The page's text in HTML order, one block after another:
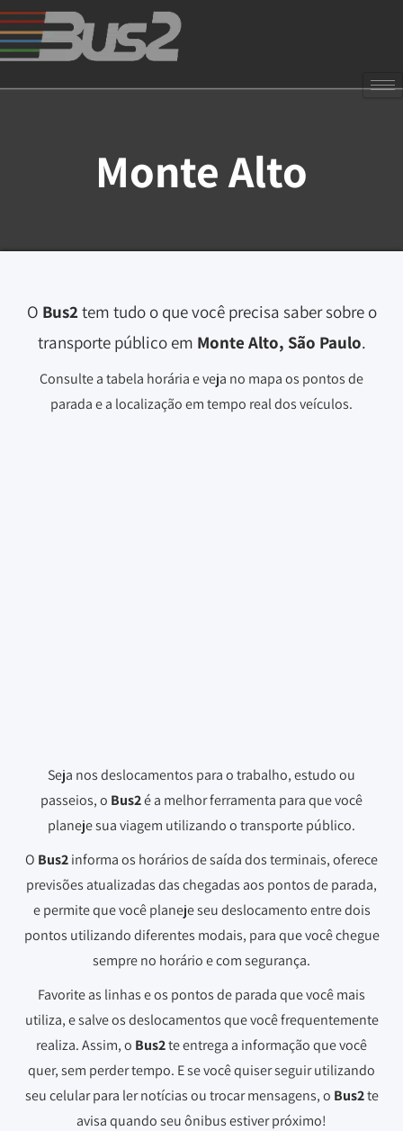
Monte Alto
O Bus2 tem tudo o que você precisa saber sobre o
transporte público em Monte Alto, São Paulo.
Consulte a tabela horária e veja no mapa os pontos de
parada e a localização em tempo real dos veículos.
Seja nos deslocamentos para o trabalho, estudo ou
passeios, o Bus2é a melhor ferramenta para que você
planeje sua viagem utilizando o transporte público.
O Bus2informa os horários de saída dos terminais, oferece
previsões atualizadas das chegadas aos pontos de parada,
e permite que você planeje seu deslocamento entre dois
pontos utilizando diferentes modais, para que você chegue
sempre no horário e com segurança.
Favorite as linhas e os pontos de parada que você mais
utiliza, e salve os deslocamentos que você frequentemente
realiza. Assim, o Bus2te entrega a informação que você
quer, sem perder tempo. E se você quiser seguir utilizando
seu celular para ler notícias ou trocar mensagens, o Bus2te
avisa quando seu ônibus estiver próximo!